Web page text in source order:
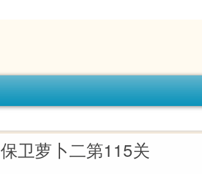
保卫萝卜二第115关